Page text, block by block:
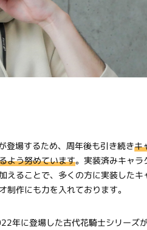
登場するため、周年後も引き続きキ
よう努めています。実装済みキャラ
えることで、多くの方に実装したキ
作にも力を入れております。
年に登場した古代花騎士シリーズ